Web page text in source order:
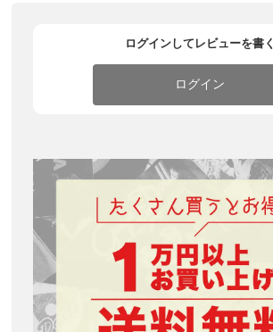
ログインしてレビューを書く
ログイン